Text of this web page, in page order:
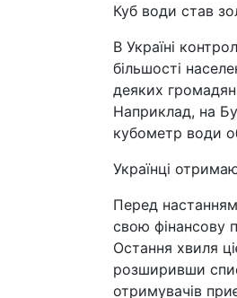
Куб води став
В Україні
більшості
деяких
Наприклад, на
кубометр води
Українці
Перед
свою фінансову
Остання хвиля
розширивши
отримувачів